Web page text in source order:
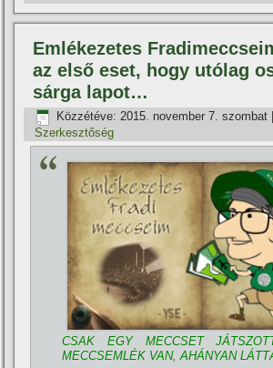
Emlékezetes
az első eset, hogy utólag
sárga lapot…
Közzétéve: 2015. november 7. szombat
Szerkesztőség
CSAK EGY MECCSET
MECCSEMLÉK VAN, AHÁNYAN